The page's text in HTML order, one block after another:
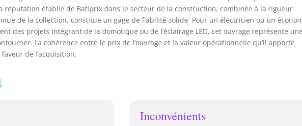
réputation établie de Batiprix dans le secteur de la construction, combinée à la rigueur
de la collection, constitue un gage de fiabilité solide. Pour un électricien ou un
des projets intégrant de la domotique ou de l’éclairage LED, cet ouvrage représente une
La cohérence entre le prix de l’ouvrage et la valeur opérationnelle qu’il apporte
de l’acquisition.
Inconvénients